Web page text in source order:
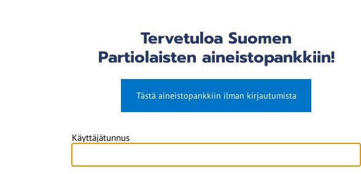
Tervetuloa Suomen
Partiolaisten aineistopankkiin!
Tästä aineistopankkiin ilman kirjautumista
Käyttäjätunnus